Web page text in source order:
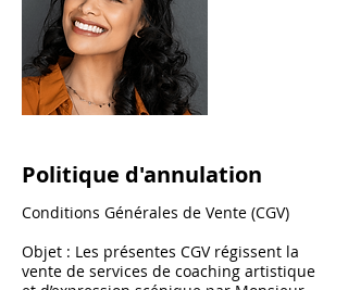
Politique d'annulation
Conditions Générales de Vente (CGV)
Objet : Les présentes CGV régissent la
vente de services de coaching artistique